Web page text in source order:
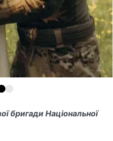
бригади Національної